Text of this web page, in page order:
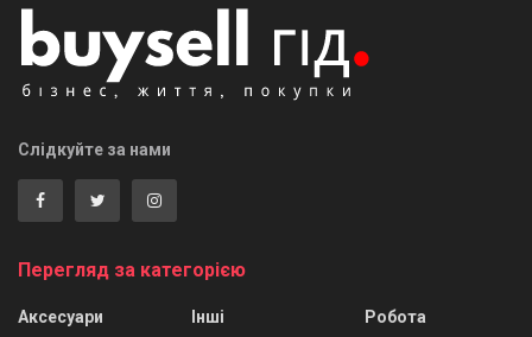
Слідкуйте за нами
Перегляд за категорією
Аксесуари
Інші
Робота